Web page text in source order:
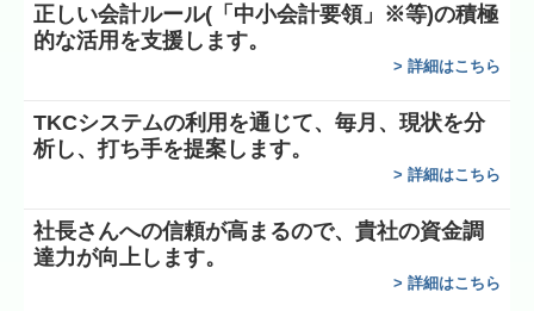
医業
決算対策・経営計画
個人情報保護方針
正しい会計ルール(「中小会計要領」※等)の積極
的な活用を支援します。
> 詳細はこちら
TKCシステムの利用を通じて、毎月、現状を分
析し、打ち手を提案します。
> 詳細はこちら
社長さんへの信頼が高まるので、貴社の資金調
達力が向上します。
> 詳細はこちら